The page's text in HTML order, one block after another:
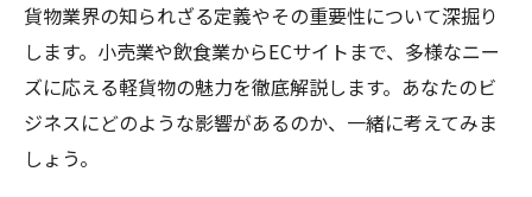
貨物業界の知られざる定義やその重要性について深掘り
します。小売業や飲食業からECサイトまで、多様なニー
ズに応える軽貨物の魅力を徹底解説します。あなたのビ
ジネスにどのような影響があるのか、一緒に考えてみま
しょう。